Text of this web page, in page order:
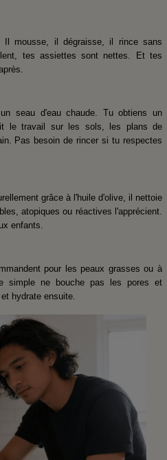
Il mousse, il dégraisse, il rince sans
tes assiettes sont nettes. Et tes
seau d'eau chaude. Tu obtiens un
le travail sur les sols, les plans de
Pas besoin de rincer si tu respectes
grâce à l'huile d'olive, il nettoie
atopiques ou réactives l'apprécient.
enfants.
pour les peaux grasses ou à
simple ne bouche pas les pores et
hydrate ensuite.